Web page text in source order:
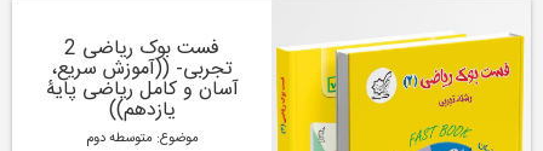
فست بوک ریاضی 2
تجربی- ((آموزش سریع،
آسان و کامل ریاضی پایۀ
یازدهم))
موضوع: متوسطه دوم